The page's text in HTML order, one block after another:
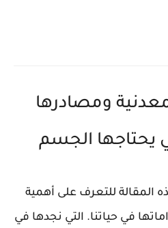
ومصادرها
يحتاجها الجسم
المقالة للتعرف على أهمية
في حياتنا. التي نجدها في